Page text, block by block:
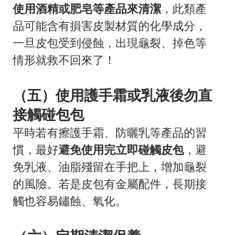
使用酒精或肥皂等產品來清潔 ，此類產
品可能含有損害皮製材質的化學成分，
一旦皮包受到侵蝕，出現龜裂、掉色等
情形就救不回來了！
（五）使用護手霜或乳液後勿直
接觸碰包包
平時若有擦護手霜、防曬乳等產品的習
慣，最好避免使用完立即碰觸皮包，避
免乳液、油脂殘留在手把上，增加龜裂
的風險。若是皮包有金屬配件，長期接
觸也容易鏽蝕、氧化。